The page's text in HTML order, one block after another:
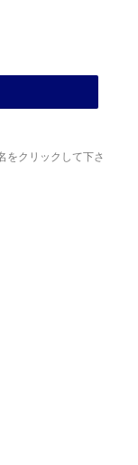
をクリックして下さ